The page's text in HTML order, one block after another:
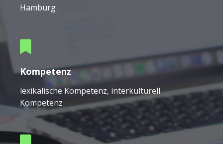
Hamburg
Kompetenz
lexikalische Kompetenz, interkulturell
Kompetenz